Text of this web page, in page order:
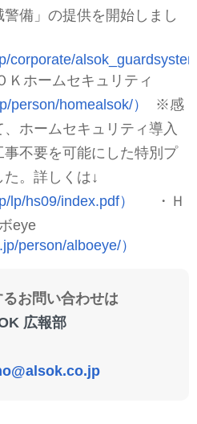
備」の提供を開始しまし
corporate/
Ｋホームセキュリティ
person/homealsok/）
※感
ホームセキュリティ導入
不要を可能にした特別プ
。詳しくは↓
lp/hs09/index.pdf）
・Ｈ
eye
person/alboeye/）
お問い合わせは
広報部